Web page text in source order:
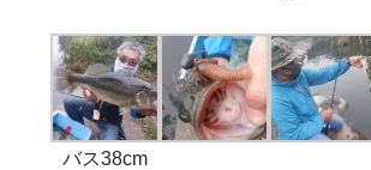
バス38cm